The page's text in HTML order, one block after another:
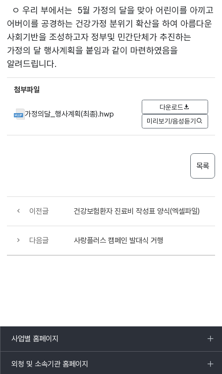
ㅇ 우리 부에서는 5월 가정의 달을 맞아 어린이를 아끼고
어버이를 공경하는 건강가정 분위기 확산을 하여 아름다운
사회기반을 조성하고자 정부및 민간단체가 추진하는
가정의 달 행사계획을 붙임과 같이 마련하였음을
알려드립니다.
첨부파일
가정의달_행사계획(최종).hwp
다운로드
미리보기/음성듣기
목록
이전글 건강보험환자 진료비 작성표 양식(엑셀파일)
다음글 사랑플러스 캠페인 발대식 거행
사업별 홈페이지
목록
열기
외청 및 소속기관 홈페이지
목록